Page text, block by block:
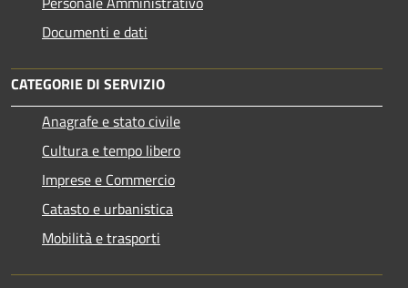
Documenti e dati
CATEGORIE DI SERVIZIO
Anagrafe e stato civile
Cultura e tempo libero
Imprese e Commercio
Catasto e urbanistica
Mobilità e trasporti